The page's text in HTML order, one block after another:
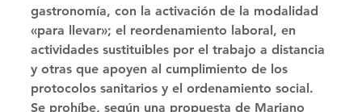
gastronomía, con la activación de la modalidad
«para llevar»; el reordenamiento laboral, en
actividades sustituibles por el trabajo a distancia
y otras que apoyen al cumplimiento de los
protocolos sanitarios y el ordenamiento social.
Se prohíbe, según una propuesta de Mariano